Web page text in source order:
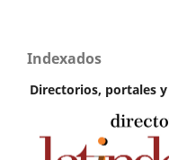
Indexados
Directorios, portales